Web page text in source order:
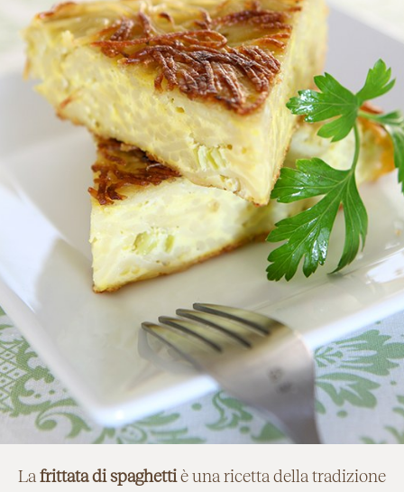
Lafrittata di spaghettiè una ricetta della tradizione